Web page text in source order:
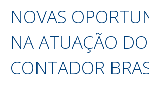
NOVAS
NA ATUAÇÃO DO
CONTADOR